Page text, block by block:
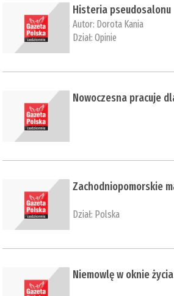
Histeria pseudosalonu
Autor: Dorota Kania
Dział:Opinie
Nowoczesna pracuje
Zachodniopomorskie
Dział: Polska
Niemowlę w oknie życia